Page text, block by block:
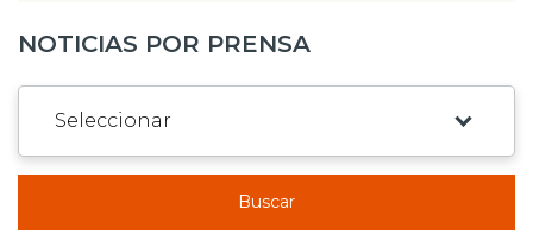
NOTICIAS POR PRENSA
Buscar